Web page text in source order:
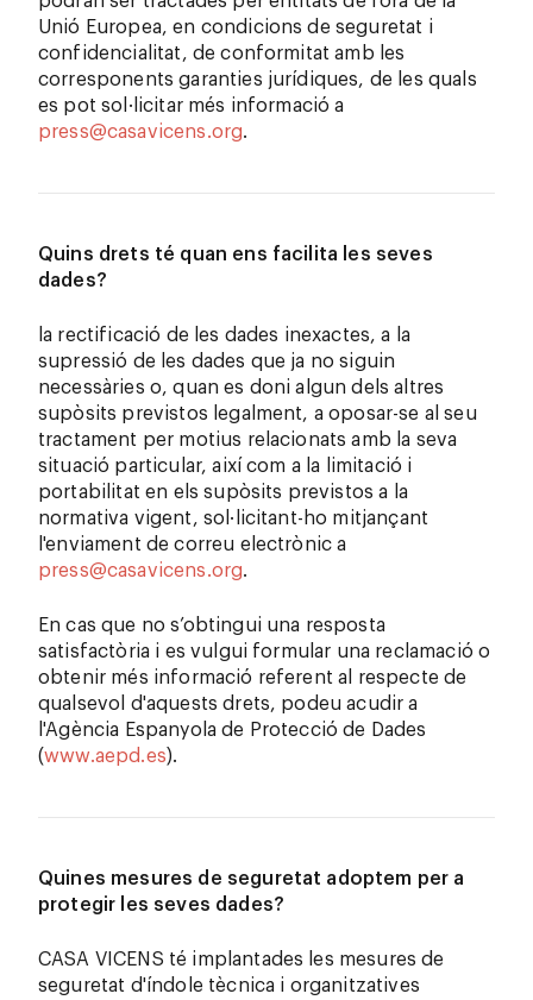
Unió Europea, en condicions de seguretat i
confidencialitat, de conformitat amb les
corresponents garanties jurídiques, de les quals
es pot sol·licitar més informació a
press@casavicens.org.
Quins drets té quan ens facilita les seves
dades?
la rectificació de les dades inexactes, a la
supressió de les dades que ja no siguin
necessàries o, quan es doni algun dels altres
supòsits previstos legalment, a oposar-se al seu
tractament per motius relacionats amb la seva
situació particular, així com a la limitació i
portabilitat en els supòsits previstos a la
normativa vigent, sol·licitant-ho mitjançant
l'enviament de correu electrònic a
press@casavicens.org.
En cas que no s’obtingui una resposta
satisfactòria i es vulgui formular una reclamació o
obtenir més informació referent al respecte de
qualsevol d'aquests drets, podeu acudir a
l'Agència Espanyola de Protecció de Dades
(www.aepd.es).
Quines mesures de seguretat adoptem per a
protegir les seves dades?
CASA VICENS té implantades les mesures de
seguretat d'índole tècnica i organitzatives